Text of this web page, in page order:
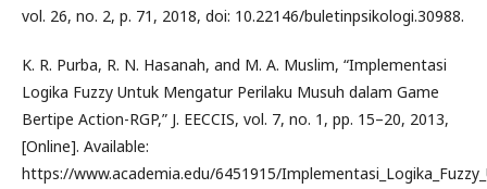
vol. 26, no. 2, p. 71, 2018, doi: 10.22146/buletinpsikologi.30988.
K. R. Purba, R. N. Hasanah, and M. A. Muslim, “Implementasi
Logika Fuzzy Untuk Mengatur Perilaku Musuh dalam Game
Bertipe Action-RGP,” J. EECCIS, vol. 7, no. 1, pp. 15–20, 2013,
[Online]. Available:
https://www.academia.edu/6451915/